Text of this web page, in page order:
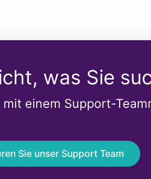
was Sie
einem Support-
Sie unser Support Team